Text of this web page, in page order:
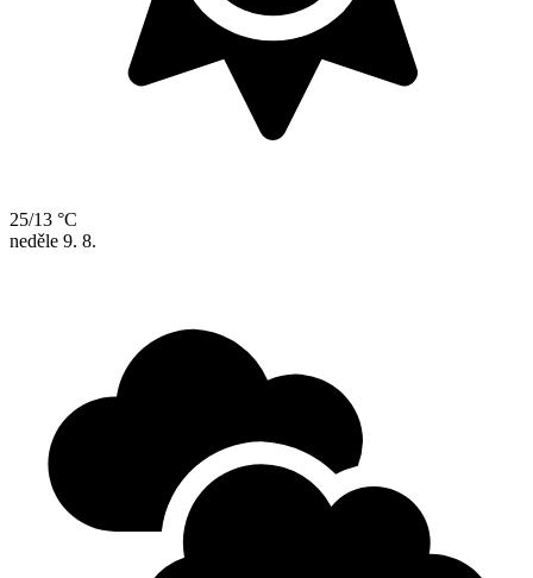
25/13 °C
neděle 9. 8.